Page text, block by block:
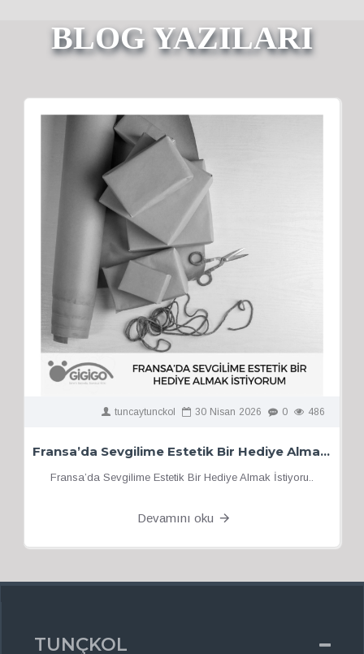
BLOG YAZILARI
tuncaytunckol 30 Nisan 2026 0 486
Fransa’da Sevgilime Estetik Bir Hediye Almak İstiyorum
Fransa’da Sevgilime Estetik Bir Hediye Almak İstiyoru..
Devamını oku
TUNÇKOL